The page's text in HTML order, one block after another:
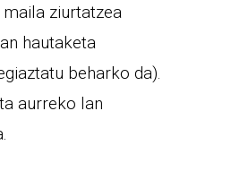
maila ziurtatzea
hautaketa
beharko da).
aurreko lan